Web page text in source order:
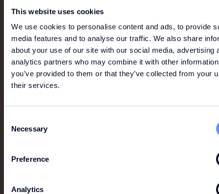
This website uses cookies
We use cookies to personalise content and ads, to provide
media features and to analyse our traffic. We also share
about your use of our site with our social media, advertising
analytics partners who may combine it with other
you’ve provided to them or that they’ve collected from your
their services.
Selection
Necessary
Preference
Analytics
MEHR WIE DIESE
Alles sehen
G-STAR KIDS